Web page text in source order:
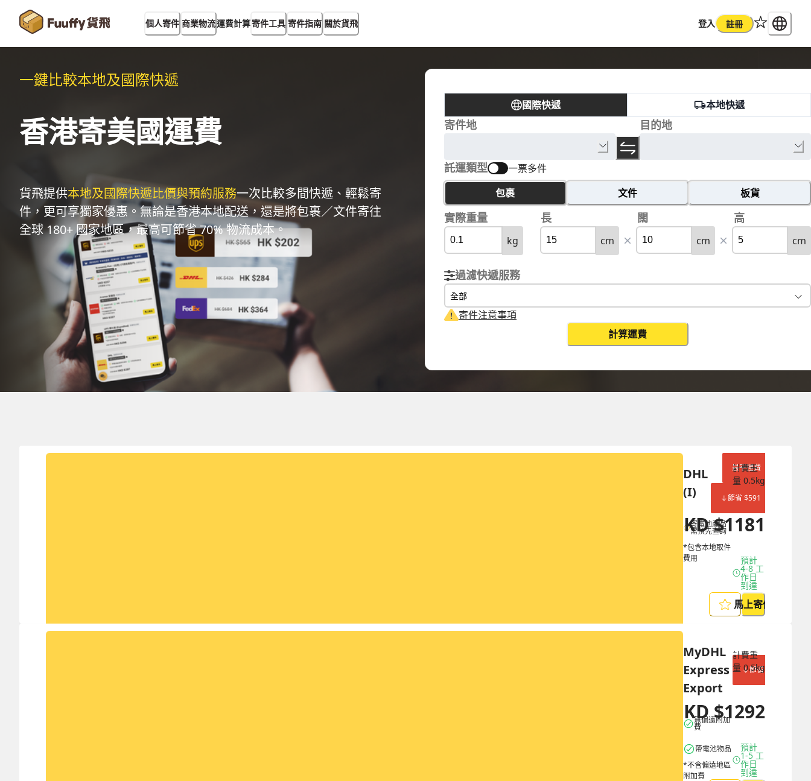
個人寄件 商業物流運費計算寄件工具 寄件指南 關於貨飛 登入 註冊
一鍵比較本地及國際快遞
香港寄美國運費
貨飛提供本地及國際快遞比價與預約服務一次比較多間快遞、輕鬆寄
件，更可享獨家優惠。無論是香港本地配送，還是將包裹／文件寄往
全球 180+ 國家地區，最高可節省 70% 物流成本。
國際快遞 本地快遞
寄件地 目的地
託運類型 一票多件
包裹 文件 板貨
實際重量 長 闊 高
kg cm cm cm
過濾快遞服務
全部
寄件注意事項
計算運費
DHL
(I)
最平運費
節省 $591
寄電池產品
需預先查詢
*包含本地取件
費用
計費重
量 0.5kg
HKD$1181
預計
4-8 工
作日
到達
馬上寄件
MyDHL
Express
Export
節省 $
無偏遠附加
費
帶電池物品
*不含偏遠地區
附加費
計費重
量 0.5kg
HKD$1292
預計
1-5 工
作日
到達